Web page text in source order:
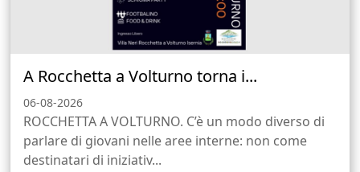
A Rocchetta a Volturno torna i...
06-08-2026
ROCCHETTA A VOLTURNO. C’è un modo diverso di
parlare di giovani nelle aree interne: non come
destinatari di iniziativ...